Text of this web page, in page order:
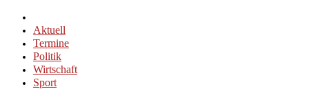
Aktuell
Termine
Politik
Wirtschaft
Sport